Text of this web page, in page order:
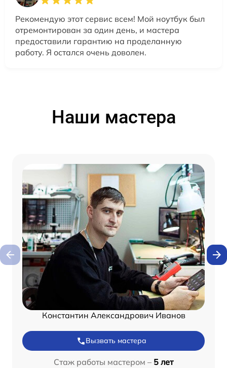
Рекомендую этот сервис всем! Мой ноутбук был
отремонтирован за один день, и мастера
предоставили гарантию на проделанную
работу. Я остался очень доволен.
Наши мастера
Константин Александрович Иванов
Вызвать мастера
Стаж работы мастером – 5 лет